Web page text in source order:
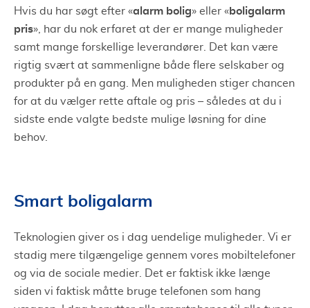
Hvis du har søgt efter «alarm bolig» eller «boligalarm
pris», har du nok erfaret at der er mange muligheder
samt mange forskellige leverandører. Det kan være
rigtig svært at sammenligne både flere selskaber og
produkter på en gang. Men muligheden stiger chancen
for at du vælger rette aftale og pris – således at du i
sidste ende valgte bedste mulige løsning for dine
behov.
Smart boligalarm
Teknologien giver os i dag uendelige muligheder. Vi er
stadig mere tilgængelige gennem vores mobiltelefoner
og via de sociale medier. Det er faktisk ikke længe
siden vi faktisk måtte bruge telefonen som hang